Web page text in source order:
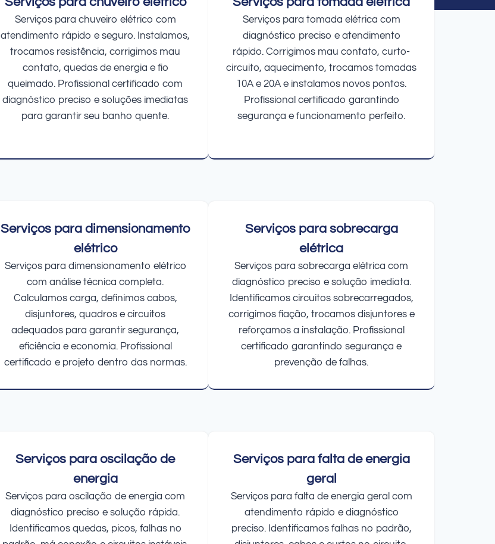
Serviços para chuveiro elétrico com
atendimento rápido e seguro. Instalamos,
trocamos resistência, corrigimos mau
contato, quedas de energia e fio
queimado. Profissional certificado com
diagnóstico preciso e soluções imediatas
para garantir seu banho quente.
Serviços para tomada elétrica com
diagnóstico preciso e atendimento
rápido. Corrigimos mau contato, curto-
circuito, aquecimento, trocamos tomadas
10A e 20A e instalamos novos pontos.
Profissional certificado garantindo
segurança e funcionamento perfeito.
Serviços para dimensionamento
elétrico
Serviços para dimensionamento elétrico
com análise técnica completa.
Calculamos carga, definimos cabos,
disjuntores, quadros e circuitos
adequados para garantir segurança,
eficiência e economia. Profissional
certificado e projeto dentro das normas.
Serviços para sobrecarga
elétrica
Serviços para sobrecarga elétrica com
diagnóstico preciso e solução imediata.
Identificamos circuitos sobrecarregados,
corrigimos fiação, trocamos disjuntores e
reforçamos a instalação. Profissional
certificado garantindo segurança e
prevenção de falhas.
Serviços para oscilação de
energia
Serviços para oscilação de energia com
diagnóstico preciso e solução rápida.
Identificamos quedas, picos, falhas no
Serviços para falta de energia
geral
Serviços para falta de energia geral com
atendimento rápido e diagnóstico
preciso. Identificamos falhas no padrão,